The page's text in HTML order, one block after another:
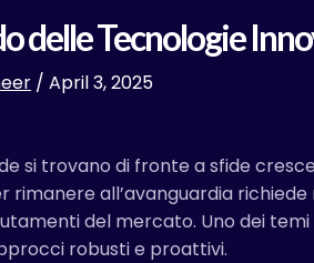
delle Tecnologie
/ April 3, 2025
si trovano di fronte a sfide
rimanere all’avanguardia
del mercato. Uno dei temi
robusti e proattivi.